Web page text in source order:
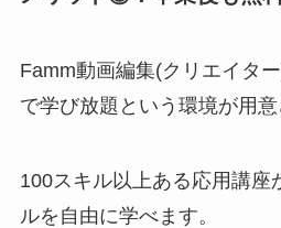
Famm動画編集(クリエイタ
で学び放題という環境が用
100スキル以上ある応用講座
ルを自由に学べます。